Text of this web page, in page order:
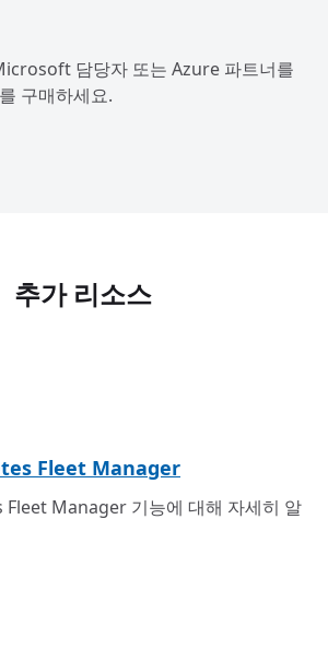
담당자 또는 Azure 파트너를
구매하세요.
추가 리소스
Fleet Manager
Manager 기능에 대해 자세히 알